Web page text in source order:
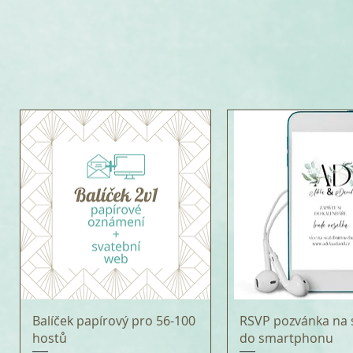
Balíček papírový pro 56-100
hostů
RSVP pozvánka
do smartphonu